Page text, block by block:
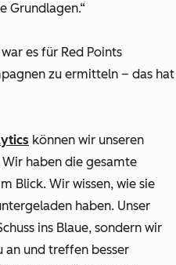
Grundlagen.“
es für Red Points
zu ermitteln – das hat
können wir unseren
haben die gesamte
Blick. Wir wissen, wie sie
haben. Unser
ins Blaue, sondern wir
an und treffen besser